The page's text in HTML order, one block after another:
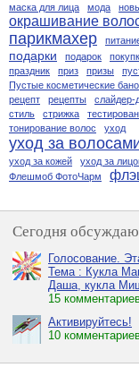
маска для лица мода
окрашивание
парикмахер
подарки подарок
праздник
приз призы
Пустые косметические
рецепт
рецепты слайдер-
стиль
стрижка
тонирование волос
уход
уход за
уход за кожей
уход за
Флешмоб ФотоЧарм
Сегодня
Голосование.
Тема : Кукла
Даша, кукла
15
Активируйтесь!
10